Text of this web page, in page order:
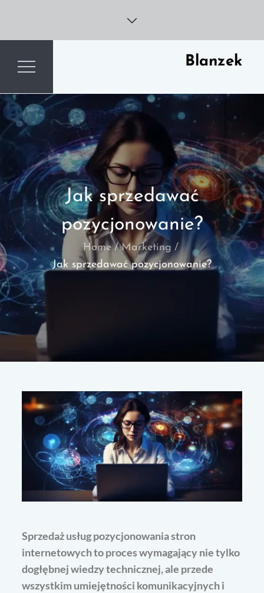
content
Blanzek
Jak sprzedawać
pozycjonowanie?
Home
Marketing
Jak sprzedawać pozycjonowanie?
Sprzedaż usług pozycjonowania stron
internetowych to proces wymagający nie tylko
dogłębnej wiedzy technicznej, ale przede
wszystkim umiejętności komunikacyjnych i